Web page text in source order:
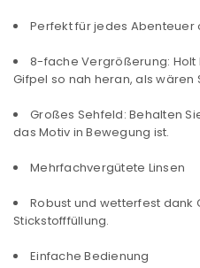
Perfekt für jedes Abenteuer
8-fache Vergrößerung: Holt
Gifpel so nah heran, als wären
Großes Sehfeld: Behalten
das Motiv in Bewegung ist.
Mehrfachvergütete Linsen
Robust und wetterfest dank
Stickstofffüllung.
Einfache Bedienung